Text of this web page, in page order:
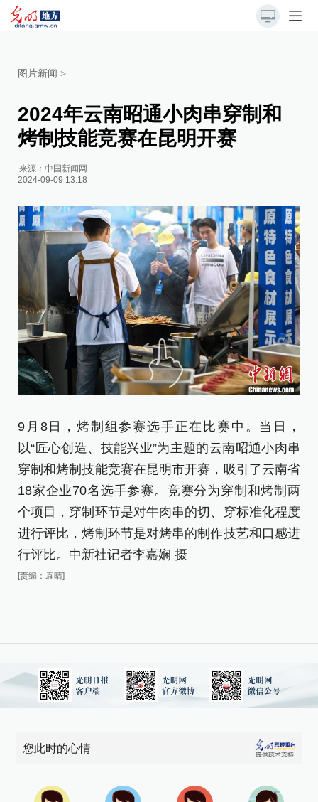
图片新闻 >
2024年云南昭通小肉串穿制和
烤制技能竞赛在昆明开赛
来源：中国新闻网
2024-09-09 13:18
9月8日，烤制组参赛选手正在比赛中。当日，
以“匠心创造、技能兴业”为主题的云南昭通小肉串
穿制和烤制技能竞赛在昆明市开赛，吸引了云南省
18家企业70名选手参赛。竞赛分为穿制和烤制两
个项目，穿制环节是对牛肉串的切、穿标准化程度
进行评比，烤制环节是对烤串的制作技艺和口感进
行评比。中新社记者李嘉娴 摄
[责编：袁晴]
您此时的心情